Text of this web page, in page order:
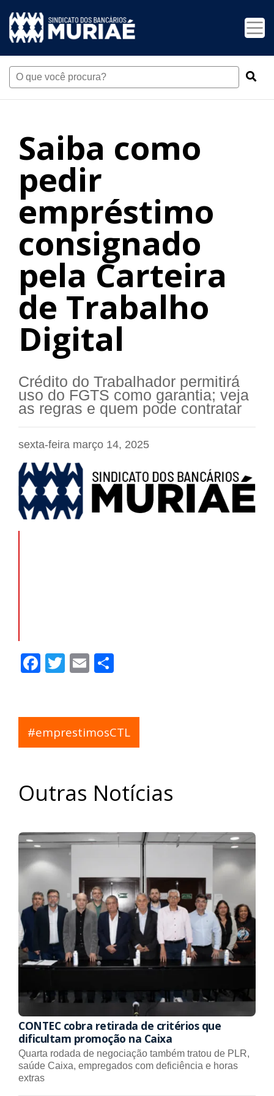
Saiba como
pedir
empréstimo
consignado
pela Carteira
de Trabalho
Digital
Crédito do Trabalhador permitirá
uso do FGTS como garantia; veja
as regras e quem pode contratar
sexta-feira março 14, 2025
Facebook
Twitter
Email
#emprestimosCTL
Outras Notícias
CONTEC cobra retirada de critérios que
dificultam promoção na Caixa
Quarta rodada de negociação também tratou de PLR,
saúde Caixa, empregados com deficiência e horas
extras